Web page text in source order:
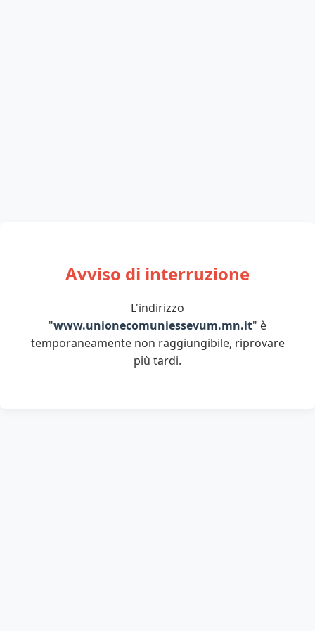
Avviso di interruzione
L'indirizzo
"www.unionecomuniessevum.mn.it" è
temporaneamente non raggiungibile, riprovare
più tardi.